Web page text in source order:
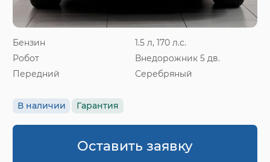
Бензин
1.5 л, 170 л.с.
Робот
Внедорожник 5 дв.
Передний
Серебряный
В наличии Гарантия
Оставить заявку